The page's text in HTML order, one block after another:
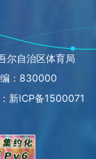
尔自治区体育局
：830000
新ICP备1500071